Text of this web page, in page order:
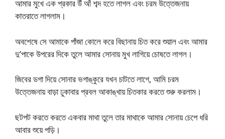
আমার মুখে এক প্রকার উঁ আঁ শব্দ হতে লাগল এবং চরম উত্তেজনায়
কাতরাতে লাগলাম।
অবশেষে সে আমাকে পাঁজা কোলে করে বিছানায় চিত করে শুয়াল এবং আমার
দু’পাকে উপরের দিকে তুলে আমার সোনায় মুখ লাগিয়ে চোষতে লাগল।
জিবের ডগা দিয়ে সোনার ভগাঙ্কুরে যখন চাটতে লাগে, আমি চরম
উত্তেজনায় বাড়া ঢুকাবার প্রবল আকাঙ্খায় চিতকার করতে শুরু করলাম।
ছটপট করতে করতে একবার মাথা তুলে তার মাথাকে আমার সোনায় চেপে ধরি
আবার শুয়ে পড়ি।